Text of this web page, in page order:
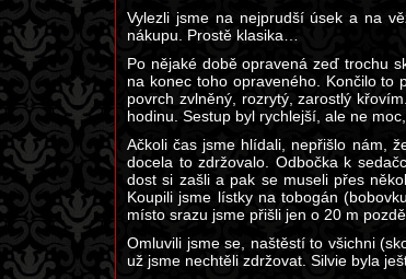
Vylezli jsme na nejprudší úsek a na
nákupu. Prostě klasika…
Po nějaké době opravená zeď trochu
na konec toho opraveného. Končilo
povrch zvlněný, rozrytý, zarostlý
hodinu. Sestup byl rychlejší, ale ne
Ačkoli čas jsme hlídali, nepřišlo nám,
docela to zdržovalo. Odbočka k
dost si zašli a pak se museli přes
Koupili jsme lístky na tobogán
místo srazu jsme přišli jen o 20 m
Omluvili jsme se, naštěstí to všichni
už jsme nechtěli zdržovat. Silvie byla